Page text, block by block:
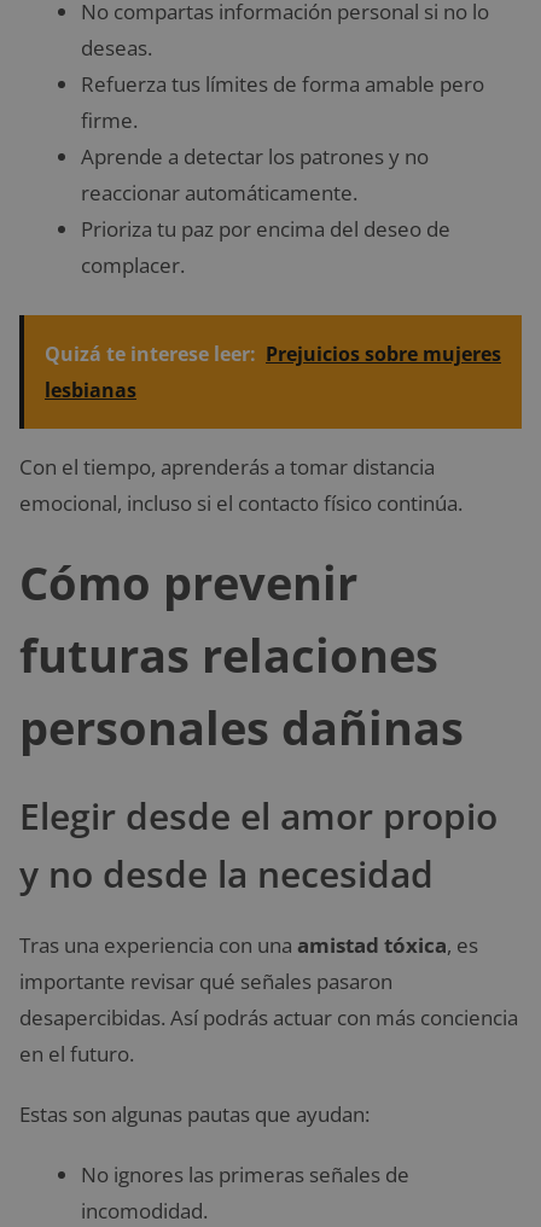
No compartas información personal si no lo
deseas.
Refuerza tus límites de forma amable pero
firme.
Aprende a detectar los patrones y no
reaccionar automáticamente.
Prioriza tu paz por encima del deseo de
complacer.
Quizá te interese leer: Prejuicios sobre mujeres
lesbianas
Con el tiempo, aprenderás a tomar distancia
emocional, incluso si el contacto físico continúa.
Cómo prevenir
futuras relaciones
personales dañinas
Elegir desde el amor propio
y no desde la necesidad
Tras una experiencia con una amistad tóxica, es
importante revisar qué señales pasaron
desapercibidas. Así podrás actuar con más conciencia
en el futuro.
Estas son algunas pautas que ayudan:
No ignores las primeras señales de
incomodidad.